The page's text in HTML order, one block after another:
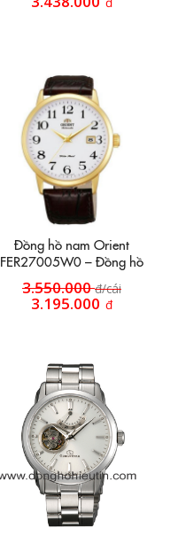
Đồng hồ nam Orient
FER27005W0 – Đồng hồ
dây da, mặt số học trò
3.550.000đ/cái
3.195.000 đ